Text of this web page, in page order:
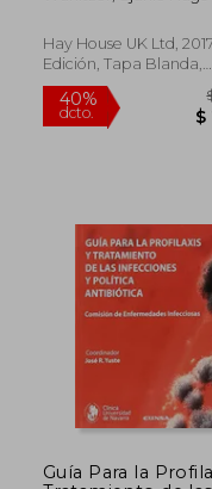
Inglés)
Hay House UK Ltd,
Edición, Tapa Blanda,
Nuevo
Guía Para la